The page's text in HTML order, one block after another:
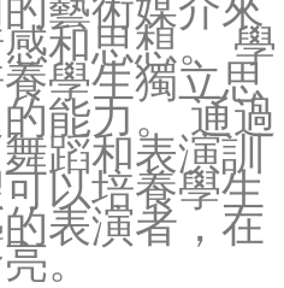
和思想。 學
學生獨立思
能力。 通過
蹈和表演訓
以培養學生
表演者，在
。